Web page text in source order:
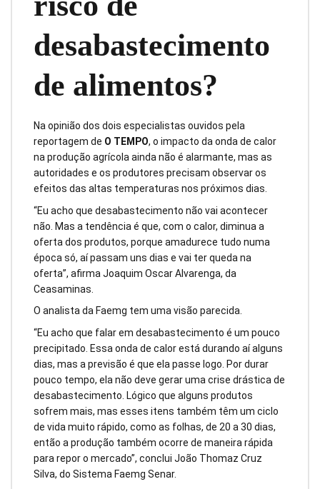
desabastecimento
de alimentos?
Na opinião dos dois especialistas ouvidos pela
reportagem de O TEMPO, o impacto da onda de calor
na produção agrícola ainda não é alarmante, mas as
autoridades e os produtores precisam observar os
efeitos das altas temperaturas nos próximos dias.
“Eu acho que desabastecimento não vai acontecer
não. Mas a tendência é que, com o calor, diminua a
oferta dos produtos, porque amadurece tudo numa
época só, aí passam uns dias e vai ter queda na
oferta”, afirma Joaquim Oscar Alvarenga, da
Ceasaminas.
O analista da Faemg tem uma visão parecida.
“Eu acho que falar em desabastecimento é um pouco
precipitado. Essa onda de calor está durando aí alguns
dias, mas a previsão é que ela passe logo. Por durar
pouco tempo, ela não deve gerar uma crise drástica de
desabastecimento. Lógico que alguns produtos
sofrem mais, mas esses itens também têm um ciclo
de vida muito rápido, como as folhas, de 20 a 30 dias,
então a produção também ocorre de maneira rápida
para repor o mercado”, conclui João Thomaz Cruz
Silva, do Sistema Faemg Senar.